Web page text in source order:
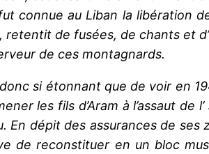
connue au Liban la libération
retentit de fusées, de chants et
de ces montagnards.
si étonnant que de voir en
les fils d’Aram à l’assaut de
En dépit des assurances de
de reconstituer en un bloc